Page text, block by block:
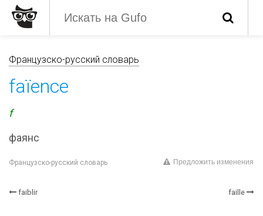
Французско-русский словарь
faïence
f
фаянс
Французско-русский словарь Предложить изменения
faiblir faille